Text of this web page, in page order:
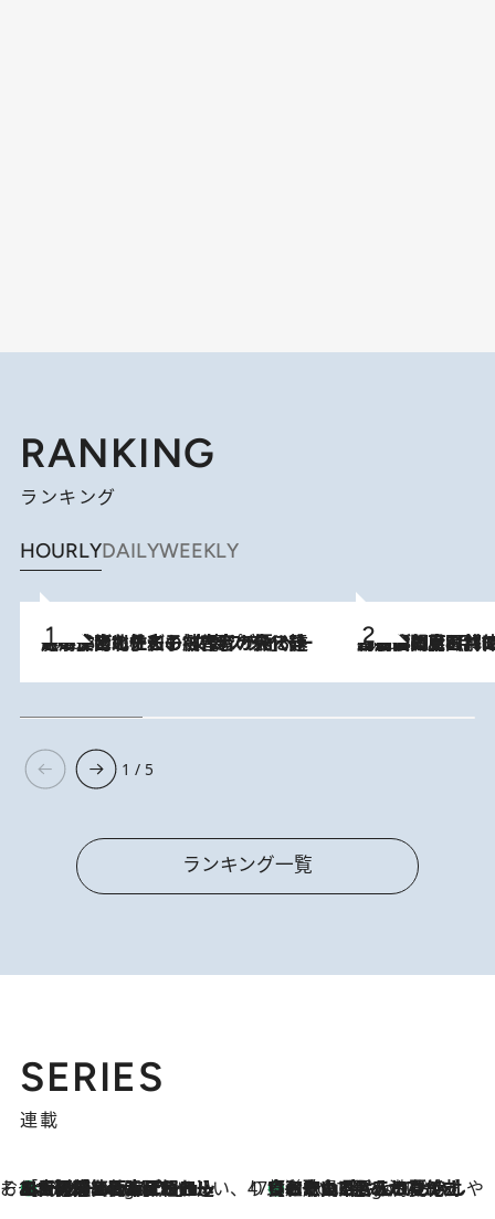
RANKING
ランキング
HOURLYDAILYWEEKLY
2026.8.3
《「文士の子ども被害者の会」発足！》阿川佐和子（72）が語る遠藤周作に北杜夫、劇作家・矢代静一の子どもたちの“文豪プライベート事件簿” 2026.8.8
「最後に見られてよかった」上野動物園の東園パンダ舎が解体前に特別公開。8月16日まで延長されたパネル展と共に辿る“半世紀”のパンダ飼育《解体工事の図面あり》
1 / 5
ランキング一覧
SERIES
連載
そおだよおこの関西おいしい、おやつ紀行6 Hours Ago
［大阪府箕面市］一皿一皿目の前で仕上げられる、料理を巧みに組み込んだアシェットデセールコース「ミチル アシェット デセール（Michiru assiette dessert）」 47都道府県の手みやげ ひんやりスイーツで夏を満喫
6 Hours Ago
【和歌山県】この夏絶対食べたい 冷やしておいしいおやつ3選 みかんがごろっと丸ごと入ったジュレ